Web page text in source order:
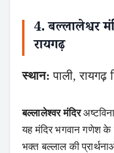
4. बल्लालेश्वर
रायगढ़
स्थान: पाली, रायगढ़
बल्लालेश्वर मंदिर
यह मंदिर भगवान गणेश के
भक्त बल्लाल की